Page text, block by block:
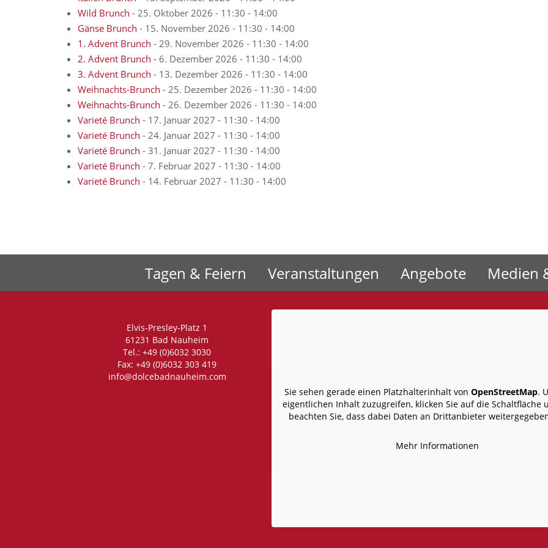
Wild Brunch - 25. Oktober 2026 - 11:30 - 14:00
Gänse Brunch - 15. November 2026 - 11:30 - 14:00
1. Advent Brunch - 29. November 2026 - 11:30 - 14:00
2. Advent Brunch - 6. Dezember 2026 - 11:30 - 14:00
3. Advent Brunch - 13. Dezember 2026 - 11:30 - 14:00
Weihnachts-Brunch - 25. Dezember 2026 - 11:30 - 14:00
Weihnachts-Brunch - 26. Dezember 2026 - 11:30 - 14:00
Varieté Brunch - 17. Januar 2027 - 11:30 - 14:00
Varieté Brunch - 24. Januar 2027 - 11:30 - 14:00
Varieté Brunch - 31. Januar 2027 - 11:30 - 14:00
Varieté Brunch - 7. Februar 2027 - 11:30 - 14:00
Varieté Brunch - 14. Februar 2027 - 11:30 - 14:00
Tagen & Feiern Veranstaltungen Angebote Medien
Elvis-Presley-Platz 1
61231 Bad Nauheim
Tel.: +49 (0)6032 3030
Fax: +49 (0)6032 303 419
info@dolcebadnauheim.com
Sie sehen gerade einen Platzhalterinhalt von OpenStreetMap.
eigentlichen Inhalt zuzugreifen, klicken Sie auf die Schaltfläche
beachten Sie, dass dabei Daten an Drittanbieter
Mehr Informationen